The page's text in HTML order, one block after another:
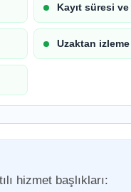
Kayıt süresi
Uzaktan
hizmet başlıkları: